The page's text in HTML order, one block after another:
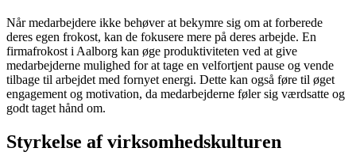
Når medarbejdere ikke behøver at bekymre sig om at forberede
deres egen frokost, kan de fokusere mere på deres arbejde. En
firmafrokost i Aalborg kan øge produktiviteten ved at give
medarbejderne mulighed for at tage en velfortjent pause og vende
tilbage til arbejdet med fornyet energi. Dette kan også føre til øget
engagement og motivation, da medarbejderne føler sig værdsatte og
godt taget hånd om.
Styrkelse af virksomhedskulturen